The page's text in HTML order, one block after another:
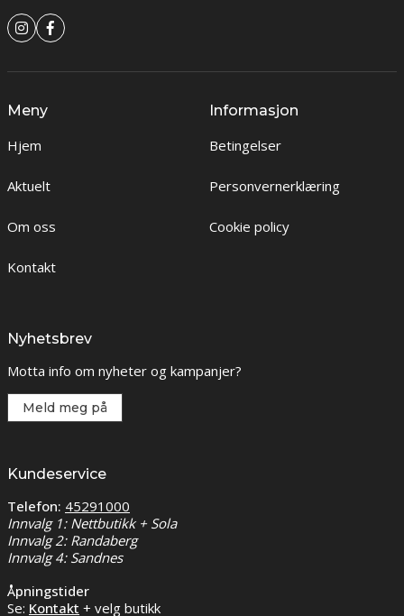
Meny
Hjem
Aktuelt
Om oss
Kontakt
Informasjon
Betingelser
Personvernerklæring
Cookie policy
Nyhetsbrev
Motta info om nyheter og kampanjer?
Meld meg på
Kundeservice
Telefon: 45291000
Innvalg 1: Nettbutikk + Sola
Innvalg 2: Randaberg
Innvalg 4: Sandnes
Åpningstider
Se: Kontakt + velg butikk